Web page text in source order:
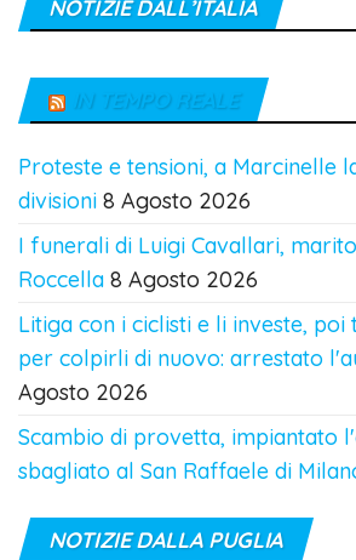
NOTIZIE DALL’ITALIA
IN TEMPO REALE
Proteste e tensioni, a Marcinelle
divisioni 8 Agosto 2026
I funerali di Luigi Cavallari,
Roccella 8 Agosto 2026
Litiga con i ciclisti e li investe,
per colpirli di nuovo: arrestato
Agosto 2026
Scambio di provetta, impiantato
sbagliato al San Raffaele di
NOTIZIE DALLA PUGLIA